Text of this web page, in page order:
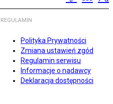
REGULAMIN
Polityka Prywatności
Zmiana ustawień zgód
Regulamin serwisu
Informacje o nadawcy
Deklaracja dostępności